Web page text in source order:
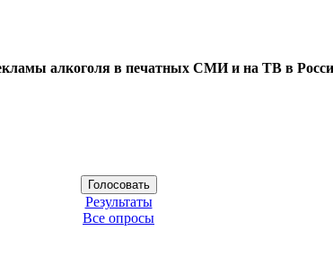
алкоголя в печатных СМИ и на ТВ в
Результаты
Все опросы